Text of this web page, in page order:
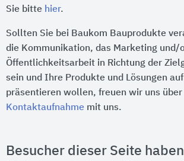
Sie bitte hier.
Sollten Sie bei Baukom Bauprodukte
die Kommunikation, das Marketing und/
Öffentlichkeitsarbeit in Richtung der
sein und Ihre Produkte und Lösungen
präsentieren wollen, freuen wir uns
Kontaktaufnahme mit uns.
Besucher dieser Seite